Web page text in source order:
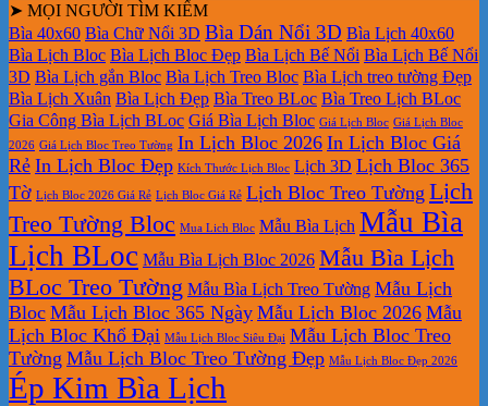
➤ MỌI NGƯỜI TÌM KIẾM
Bìa 40x60 Bìa Chữ Nổi 3D Bìa Dán Nổi 3D Bìa Lịch 40x60
Bìa Lịch Bloc Bìa Lịch Bloc Đẹp Bìa Lịch Bế Nổi Bìa Lịch Bế Nổi
3D Bìa Lịch gắn Bloc Bìa Lịch Treo Bloc Bìa Lịch treo tường Đẹp
Bìa Lịch Xuân Bìa Lịch Đẹp Bìa Treo BLoc Bìa Treo Lịch BLoc
Gia Công Bìa Lịch BLoc Giá Bìa Lịch Bloc Giá Lịch Bloc Giá Lịch Bloc
2026 Giá Lịch Bloc Treo Tường In Lịch Bloc 2026 In Lịch Bloc Giá
Rẻ In Lịch Bloc Đẹp Kích Thước Lịch Bloc Lịch 3D Lịch Bloc 365
Tờ Lịch Bloc 2026 Giá Rẻ Lịch Bloc Giá Rẻ Lịch Bloc Treo Tường Lịch
Treo Tường Bloc Mua Lich Bloc Mẫu Bìa Lịch Mẫu Bìa
Lịch BLoc Mẫu Bìa Lịch Bloc 2026 Mẫu Bìa Lịch
BLoc Treo Tường Mẫu Bìa Lịch Treo Tường Mẫu Lịch
Bloc Mẫu Lịch Bloc 365 Ngày Mẫu Lịch Bloc 2026 Mẫu
Lịch Bloc Khổ Đại Mẫu Lịch Bloc Siêu Đại Mẫu Lịch Bloc Treo
Tường Mẫu Lịch Bloc Treo Tường Đẹp Mẫu Lịch Bloc Đẹp 2026
Ép Kim Bìa Lịch